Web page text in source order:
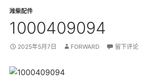
潍柴配件
1000409094
2025年5月7日 FORWARD 留下评论